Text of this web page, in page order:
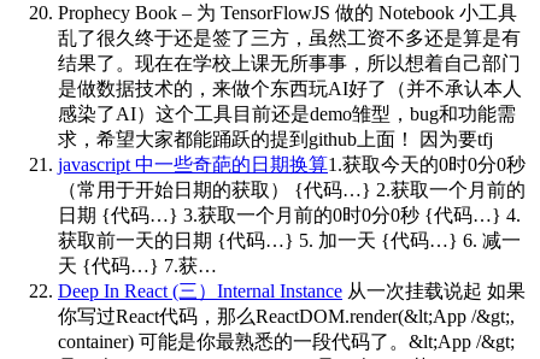
Prophecy Book – 为 TensorFlowJS 做的 Notebook 小工具
乱了很久终于还是签了三方，虽然工资不多还是算是有
结果了。现在在学校上课无所事事，所以想着自己部门
是做数据技术的，来做个东西玩AI好了（并不承认本人
感染了AI）这个工具目前还是demo雏型，bug和功能需
求，希望大家都能踊跃的提到github上面！ 因为要tfj
javascript 中一些奇葩的日期换算1.获取今天的0时0分0秒
（常用于开始日期的获取） {代码…} 2.获取一个月前的
日期 {代码…} 3.获取一个月前的0时0分0秒 {代码…} 4.
获取前一天的日期 {代码…} 5. 加一天 {代码…} 6. 减一
天 {代码…} 7.获…
Deep In React (三）Internal Instance 从一次挂载说起 如果
你写过React代码，那么ReactDOM.render(&lt;App /&gt;,
container) 可能是你最熟悉的一段代码了。&lt;App /&gt;